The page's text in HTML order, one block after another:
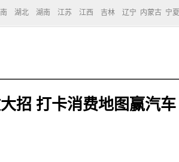
湖北 湖南 江苏 江西 吉林 辽宁 内蒙古 宁夏
招 打卡消费地图赢汽车